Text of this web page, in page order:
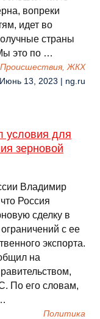
вопреки
идет во
страны
это по …
ЖКХ
13, 2023 | ng.ru
условия для
зерновой
Владимир
Россия
сделку в
с ее
экспорта.
на
По его словам,
Политика